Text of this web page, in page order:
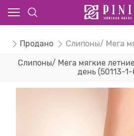
Продано Слипоны/ Мега
Слипоны/ Мега мягкие
день (50113-1-